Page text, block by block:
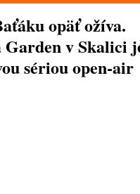
opäť ožíva.
v Skalici
sériou open-air